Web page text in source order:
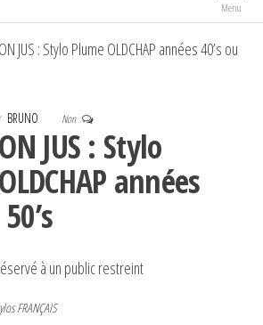
Menu
JUS : Stylo Plume OLDCHAP années 40’s ou
BRUNO Non
JUS : Stylo
années
à un public restreint
FRANÇAIS